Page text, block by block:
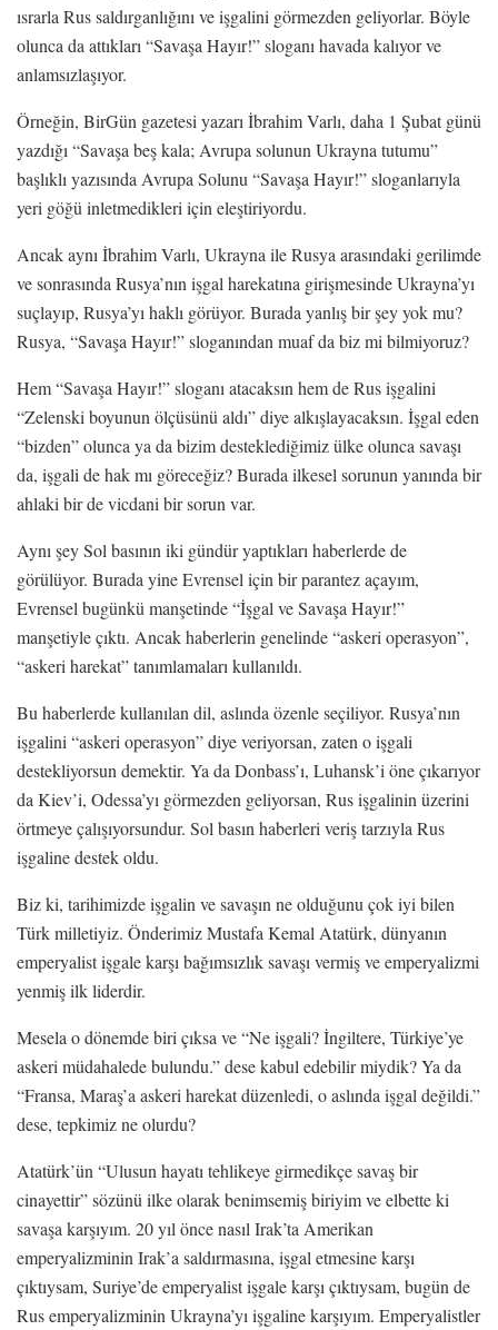
ısrarla Rus saldırganlığını ve işgalini görmezden geliyorlar. Böyle
olunca da attıkları “Savaşa Hayır!” sloganı havada kalıyor ve
anlamsızlaşıyor.
Örneğin, BirGün gazetesi yazarı İbrahim Varlı, daha 1 Şubat günü
yazdığı “Savaşa beş kala; Avrupa solunun Ukrayna tutumu”
başlıklı yazısında Avrupa Solunu “Savaşa Hayır!” sloganlarıyla
yeri göğü inletmedikleri için eleştiriyordu.
Ancak aynı İbrahim Varlı, Ukrayna ile Rusya arasındaki gerilimde
ve sonrasında Rusya’nın işgal harekatına girişmesinde Ukrayna’yı
suçlayıp, Rusya’yı haklı görüyor. Burada yanlış bir şey yok mu?
Rusya, “Savaşa Hayır!” sloganından muaf da biz mi bilmiyoruz?
Hem “Savaşa Hayır!” sloganı atacaksın hem de Rus işgalini
“Zelenski boyunun ölçüsünü aldı” diye alkışlayacaksın. İşgal eden
“bizden” olunca ya da bizim desteklediğimiz ülke olunca savaşı
da, işgali de hak mı göreceğiz? Burada ilkesel sorunun yanında bir
ahlaki bir de vicdani bir sorun var.
Aynı şey Sol basının iki gündür yaptıkları haberlerde de
görülüyor. Burada yine Evrensel için bir parantez açayım,
Evrensel bugünkü manşetinde “İşgal ve Savaşa Hayır!”
manşetiyle çıktı. Ancak haberlerin genelinde “askeri operasyon”,
“askeri harekat” tanımlamaları kullanıldı.
Bu haberlerde kullanılan dil, aslında özenle seçiliyor. Rusya’nın
işgalini “askeri operasyon” diye veriyorsan, zaten o işgali
destekliyorsun demektir. Ya da Donbass’ı, Luhansk’i öne çıkarıyor
da Kiev’i, Odessa’yı görmezden geliyorsan, Rus işgalinin üzerini
örtmeye çalışıyorsundur. Sol basın haberleri veriş tarzıyla Rus
işgaline destek oldu.
Biz ki, tarihimizde işgalin ve savaşın ne olduğunu çok iyi bilen
Türk milletiyiz. Önderimiz Mustafa Kemal Atatürk, dünyanın
emperyalist işgale karşı bağımsızlık savaşı vermiş ve emperyalizmi
yenmiş ilk liderdir.
Mesela o dönemde biri çıksa ve “Ne işgali? İngiltere, Türkiye’ye
askeri müdahalede bulundu.” dese kabul edebilir miydik? Ya da
“Fransa, Maraş’a askeri harekat düzenledi, o aslında işgal değildi.”
dese, tepkimiz ne olurdu?
Atatürk’ün “Ulusun hayatı tehlikeye girmedikçe savaş bir
cinayettir” sözünü ilke olarak benimsemiş biriyim ve elbette ki
savaşa karşıyım. 20 yıl önce nasıl Irak’ta Amerikan
emperyalizminin Irak’a saldırmasına, işgal etmesine karşı
çıktıysam, Suriye’de emperyalist işgale karşı çıktıysam, bugün de
Rus emperyalizminin Ukrayna’yı işgaline karşıyım. Emperyalistler